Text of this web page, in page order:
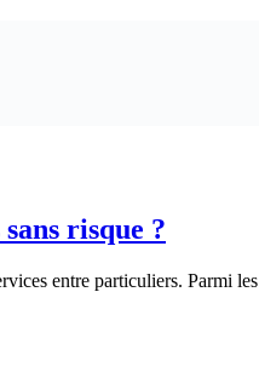
risque ?
entre particuliers. Parmi